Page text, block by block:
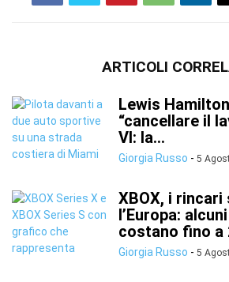
ARTICOLI
Lewis
“cancellare il
VI: la...
Giorgia Russo - 5
XBOX, i
l’Europa:
costano fino a
Giorgia Russo - 5